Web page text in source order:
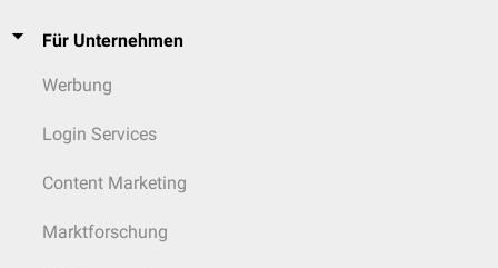
Für Unternehmen
Werbung
Login Services
Content Marketing
Marktforschung